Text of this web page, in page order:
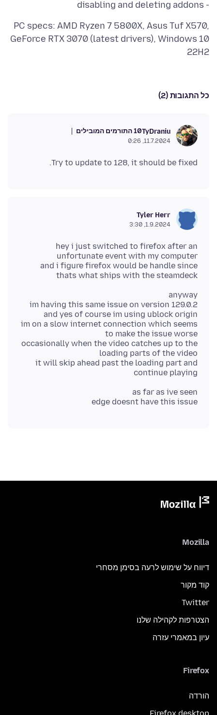
- disabling and deleting addons
PC specs: AMD Ryzen 7 5800X, Asus Tuf X570,
GeForce RTX 3070 (latest drivers), Windows 10
22H2
כל התגובות (2)
TyDraniu10 התורמים המובילים
11.7.2024, 0:26
Try to update to 128, it should be fixed.
Tyler Herr
1.9.2024, 3:30
hey i just switched to firefox after an
and i figure firefox would be handle since
thats what ships with the steamdeck
im on a slow internet connection which seems
occasionally when the video catches up to the
it will skip ahead past the loading part and
continue playing
edge doesnt have this issue
Mozilla
דיווח על שימוש לרעה בסימן מסחרי
קוד מקור
Twitter
הצטרפות לקהילה שלנו
עיון במאמרי עזרה
Firefox
הורדה